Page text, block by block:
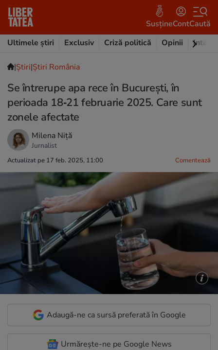
SusțineContCaută
Ultimele știri
Exclusiv Criză politică Opinii
|Ştiri|Știri România
Se întrerupe apa rece în București, în
perioada 18‑21 februarie 2025. Care sunt
zonele afectate
Milena Niță
Jurnalist
Actualizat pe 17 feb. 2025, 11:00 Comentează
Adaugă-ne ca sursă preferată în Google
Urmărește-ne pe Google News